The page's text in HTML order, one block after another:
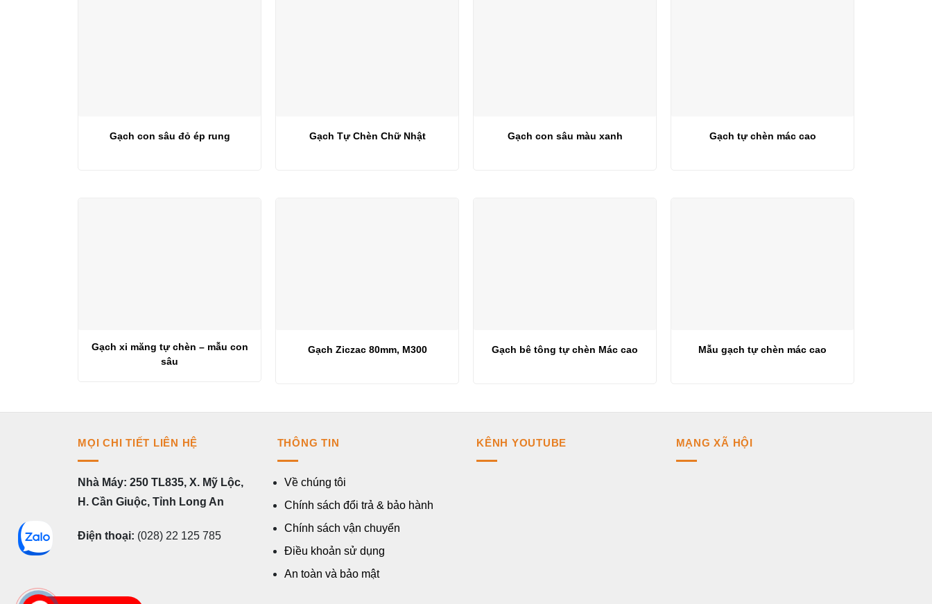
Gạch con sâu đỏ ép rung Gạch Tự Chèn Chữ Nhật Gạch con sâu màu xanh Gạch tự chèn mác cao
Gạch xi măng tự chèn – mẫu con
sâu
Gạch Ziczac 80mm, M300 Gạch bê tông tự chèn Mác cao Mẫu gạch tự chèn mác cao
MỌI CHI TIẾT LIÊN HỆ
Nhà Máy: 250 TL835, X. Mỹ Lộc,
H. Cần Giuộc, Tỉnh Long An
Điện thoại: (028) 22 125 785
THÔNG TIN
Về chúng tôi
Chính sách đổi trả & bảo hành
Chính sách vận chuyển
Điều khoản sử dụng
An toàn và bảo mật
KÊNH YOUTUBE MẠNG XÃ HỘI